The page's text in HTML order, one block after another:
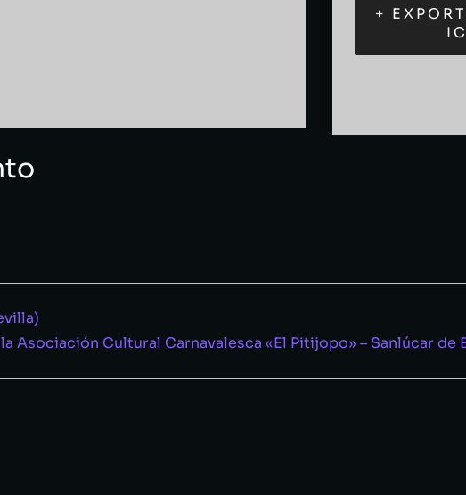
+
Asociación Cultural Carnavalesca «El Pitijopo» – Sanlúcar de